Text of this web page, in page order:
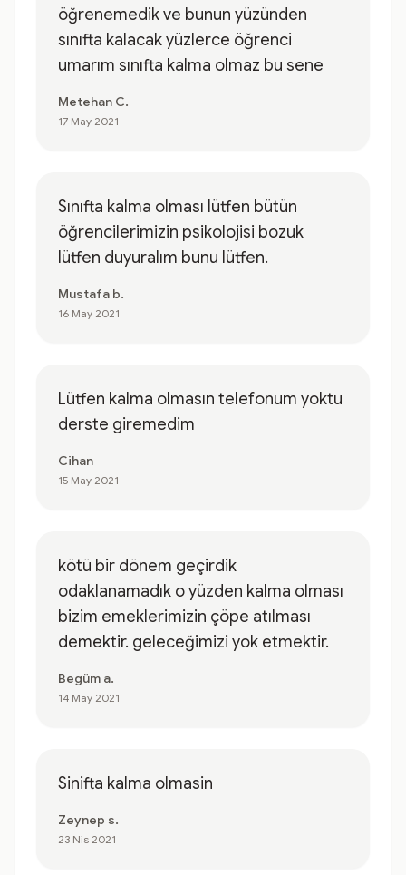
öğrenemedik ve bunun yüzünden
sınıfta kalacak yüzlerce öğrenci
umarım sınıfta kalma olmaz bu sene
Metehan C.
17 May 2021
Sınıfta kalma olması lütfen bütün
öğrencilerimizin psikolojisi bozuk
lütfen duyuralım bunu lütfen.
Mustafa b.
16 May 2021
Lütfen kalma olmasın telefonum yoktu
derste giremedim
Cihan
15 May 2021
kötü bir dönem geçirdik
odaklanamadık o yüzden kalma olması
bizim emeklerimizin çöpe atılması
demektir. geleceğimizi yok etmektir.
Begüm a.
14 May 2021
Sinifta kalma olmasin
Zeynep s.
23 Nis 2021